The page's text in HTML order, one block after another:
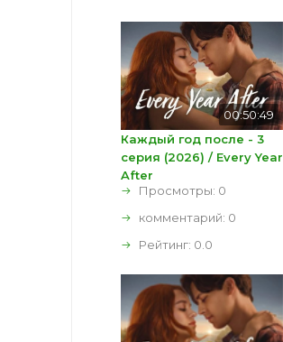
00:50:49
Каждый год после - 3
серия (2026) / Every Year
After
Просмотры: 0
комментарий: 0
Рейтинг: 0.0